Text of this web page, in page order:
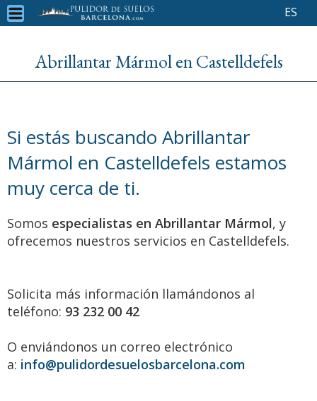
ES
Abrillantar Mármol en Castelldefels
Si estás buscando Abrillantar
Mármol en Castelldefels estamos
muy cerca de ti.
Somos especialistas en Abrillantar Mármol, y
ofrecemos nuestros servicios en Castelldefels.
Solicita más información llamándonos al
teléfono: 93 232 00 42
O enviándonos un correo electrónico
a: info@pulidordesuelosbarcelona.com